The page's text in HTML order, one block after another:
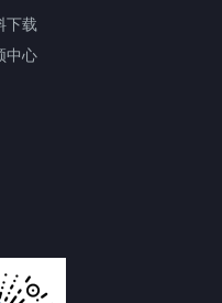
下载
中心